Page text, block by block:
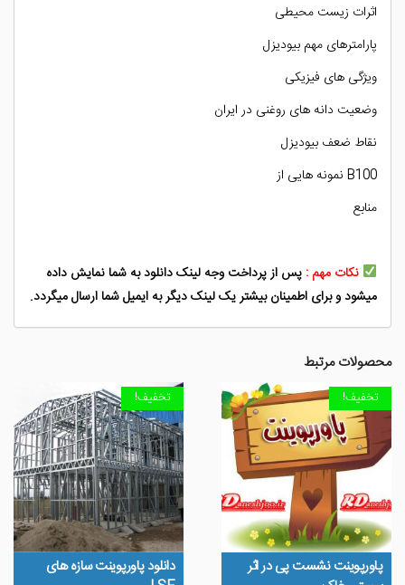
اثرات زیست محیطی
پارامترهای مهم بیودیزل
ویژگی های فیزیکی
وضعیت دانه های روغنی در ایران
نقاط ضعف بیودیزل
B100 نمونه هایی از
منابع
نکات مهم : پس از پرداخت وجه لینک دانلود به شما نمایش داده
میشود و برای اطمینان بیشتر یک لینک دیگر به ایمیل شما ارسال میگردد.
محصولات مرتبط
تخفیف!
پاورپوینت نشست پی در اثر
تخفیف!
دانلود پاورپوینت سازه های